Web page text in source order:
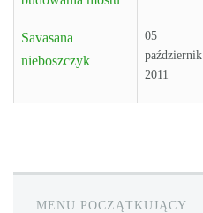
Savasana
nieboszczyk
05
październik
2011
MENU POCZĄTKUJĄCY